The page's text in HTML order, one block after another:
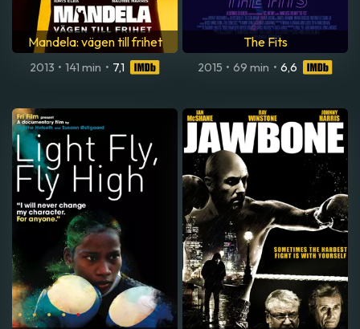
Mandela: vägen till frihet
2013 • 141 min • 7,1
The Fits
2015 • 69 min • 6,6